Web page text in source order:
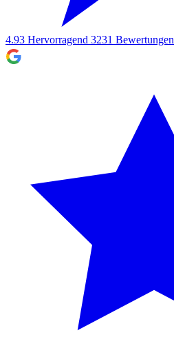
4.93 Hervorragend 3231 Bewertungen